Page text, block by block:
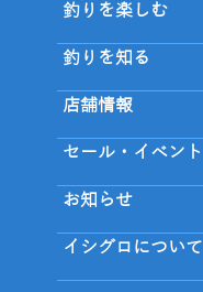
釣りを楽しむ
釣りを知る
店舗情報
セール・イベント
お知らせ
イシグロについて